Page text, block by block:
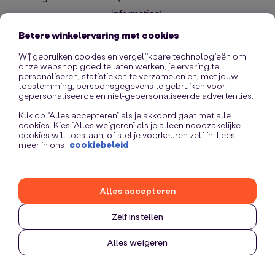
information).
Betere winkelervaring met cookies
Wij gebruiken cookies en vergelijkbare technologieën om
onze webshop goed te laten werken, je ervaring te
personaliseren, statistieken te verzamelen en, met jouw
toestemming, persoonsgegevens te gebruiken voor
gepersonaliseerde en niet-gepersonaliseerde advertenties.
Klik op “Alles accepteren” als je akkoord gaat met alle
cookies. Kies “Alles weigeren” als je alleen noodzakelijke
cookies wilt toestaan, of stel je voorkeuren zelf in. Lees
meer in ons cookiebeleid
Zelf instellen
Alles weigeren
Alles accepteren